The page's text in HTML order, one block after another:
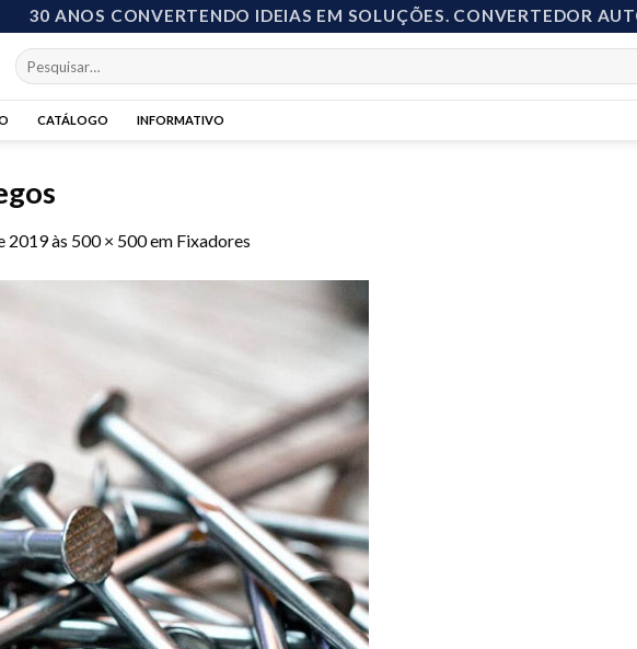
30 ANOS CONVERTENDO IDEIAS EM SOLUÇÕES. CONVERTEDOR
Pesquisar
por:
CATÁLOGO INFORMATIVO
2019às 500 × 500em Fixadores